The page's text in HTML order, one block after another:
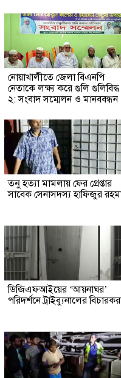
নোয়াখালীতে জেলা বিএনপি
নেতাকে লক্ষ্য করে গুলি গুলিবিদ্ধ
২: সংবাদ সম্মেলন ও মানববন্ধন
তনু হত্যা মামলায় ফের গ্রেপ্তার
সাবেক সেনাসদস্য হাফিজুর
ডিজিএফআইয়ের ‘আয়নাঘর’
পরিদর্শনে ট্রাইব্যুনালের